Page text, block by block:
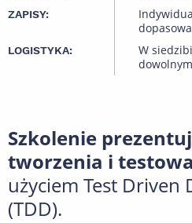
ZAPISY:
LOGISTYKA:
W
Szkolenie
tworzenia i
użyciem Test Driven
(TDD).